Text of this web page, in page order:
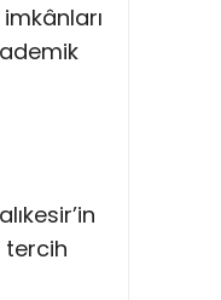
tercih